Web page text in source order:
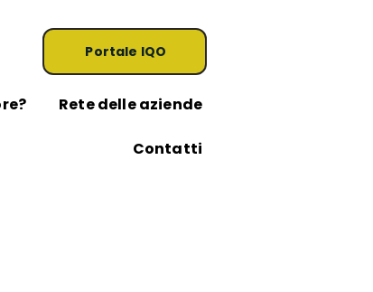
Portale IQO
Rete delle aziende
Contatti